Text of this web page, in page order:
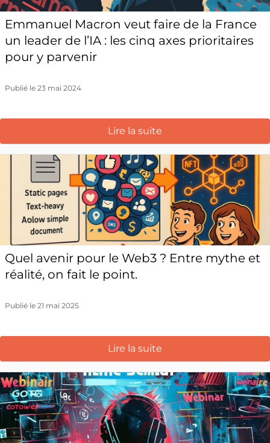
Emmanuel Macron veut faire de la France
un leader de l’IA : les cinq axes prioritaires
pour y parvenir
Publié le 23 mai 2024
Lire la suite
Quel avenir pour le Web3 ? Entre mythe et
réalité, on fait le point.
Publié le 21 mai 2025
Lire la suite